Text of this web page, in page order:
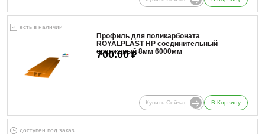
есть в наличии
Профиль для поликарбоната
ROYALPLAST HP соединительный
оранжевый 8мм 6000мм
700.00₽
Купить Сейчас В Корзину
доступен под заказ